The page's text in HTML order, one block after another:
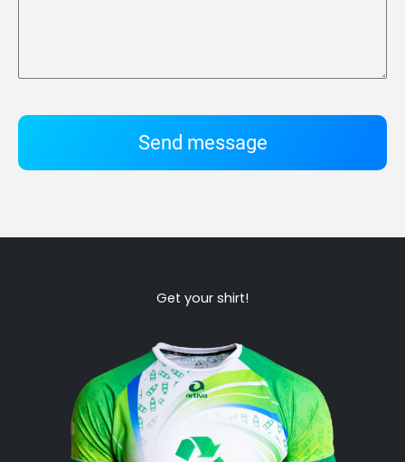
Send message
Get your shirt!